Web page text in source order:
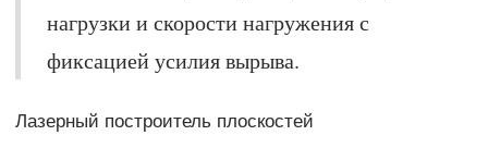
нагрузки и скорости нагружения с
фиксацией усилия вырыва.
Лазерный построитель плоскостей